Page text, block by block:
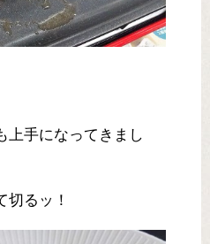
上手になってきまし
切るッ！